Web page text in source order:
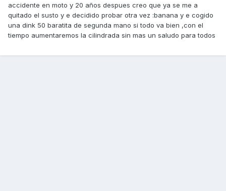
accidente en moto y 20 años despues creo que ya se me a
quitado el susto y e decidido probar otra vez :banana y e cogido
una dink 50 baratita de segunda mano si todo va bien ,con el
tiempo aumentaremos la cilindrada sin mas un saludo para todos